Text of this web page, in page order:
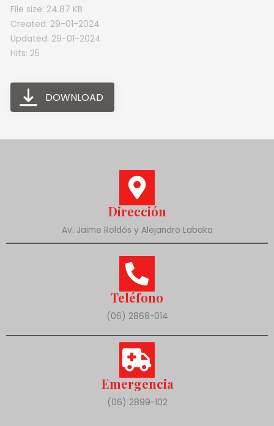
File size: 24.87 KB
Created: 29-01-2024
Updated: 29-01-2024
Hits: 25
DOWNLOAD
Dirección
Av. Jaime Roldós y Alejandro Labaka
Teléfono
(06) 2868-014
Emergencia
(06) 2899-102